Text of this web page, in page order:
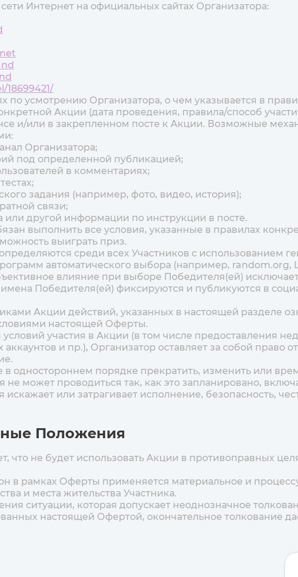
Интернет на официальных сайтах Организатора:
по усмотрению Организатора, о чем указывается в
Акции (дата проведения, правила/способ
и/или в закрепленном посте к Акции. Возможные
Организатора;
под определенной публикацией;
в комментариях;
задания (например, фото, видео, история);
связи;
или другой информации по инструкции в посте.
выполнить все условия, указанные в правилах
выиграть приз.
среди всех Участников с использованием
автоматического выбора (например, random.org,
влияние при выборе Победителя(ей)
Победителя(ей) фиксируются и публикуются в
Акции действий, указанных в настоящей разделе
настоящей Оферты.
участия в Акции (в том числе предоставления
и пр.), Организатор оставляет за собой право
в одностороннем порядке прекратить, изменить или
не может проводиться так, как это запланировано,
искажает или затрагивает исполнение, безопасность,
Положения
что не будет использовать Акции в противоправных
в рамках Оферты применяется материальное и
и места жительства Участника.
ситуации, которая допускает неоднозначное
настоящей Офертой, окончательное толкование